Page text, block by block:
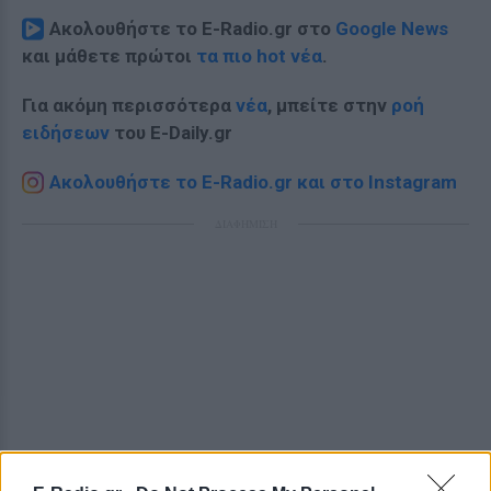
Ακολουθήστε το E-Radio.gr στο Google News
και μάθετε πρώτοι τα πιο hot νέα.
Για ακόμη περισσότερα νέα, μπείτε στην ροή
ειδήσεων του E-Daily.gr
Ακολουθήστε το E-Radio.gr και στο Instagram